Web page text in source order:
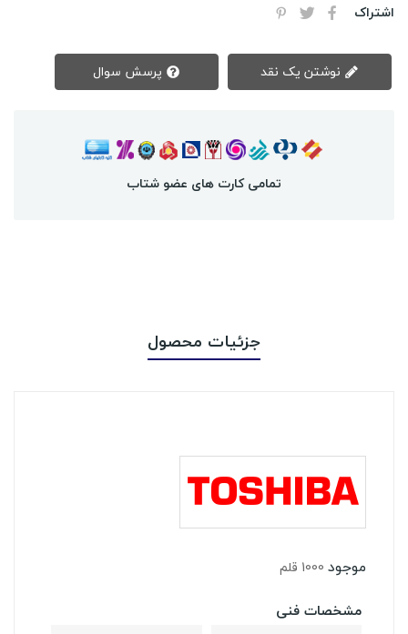
اشتراک
تمامی کارت های عضو شتاب
جزئیات محصول
موجود 1000 قلم
مشخصات فنی